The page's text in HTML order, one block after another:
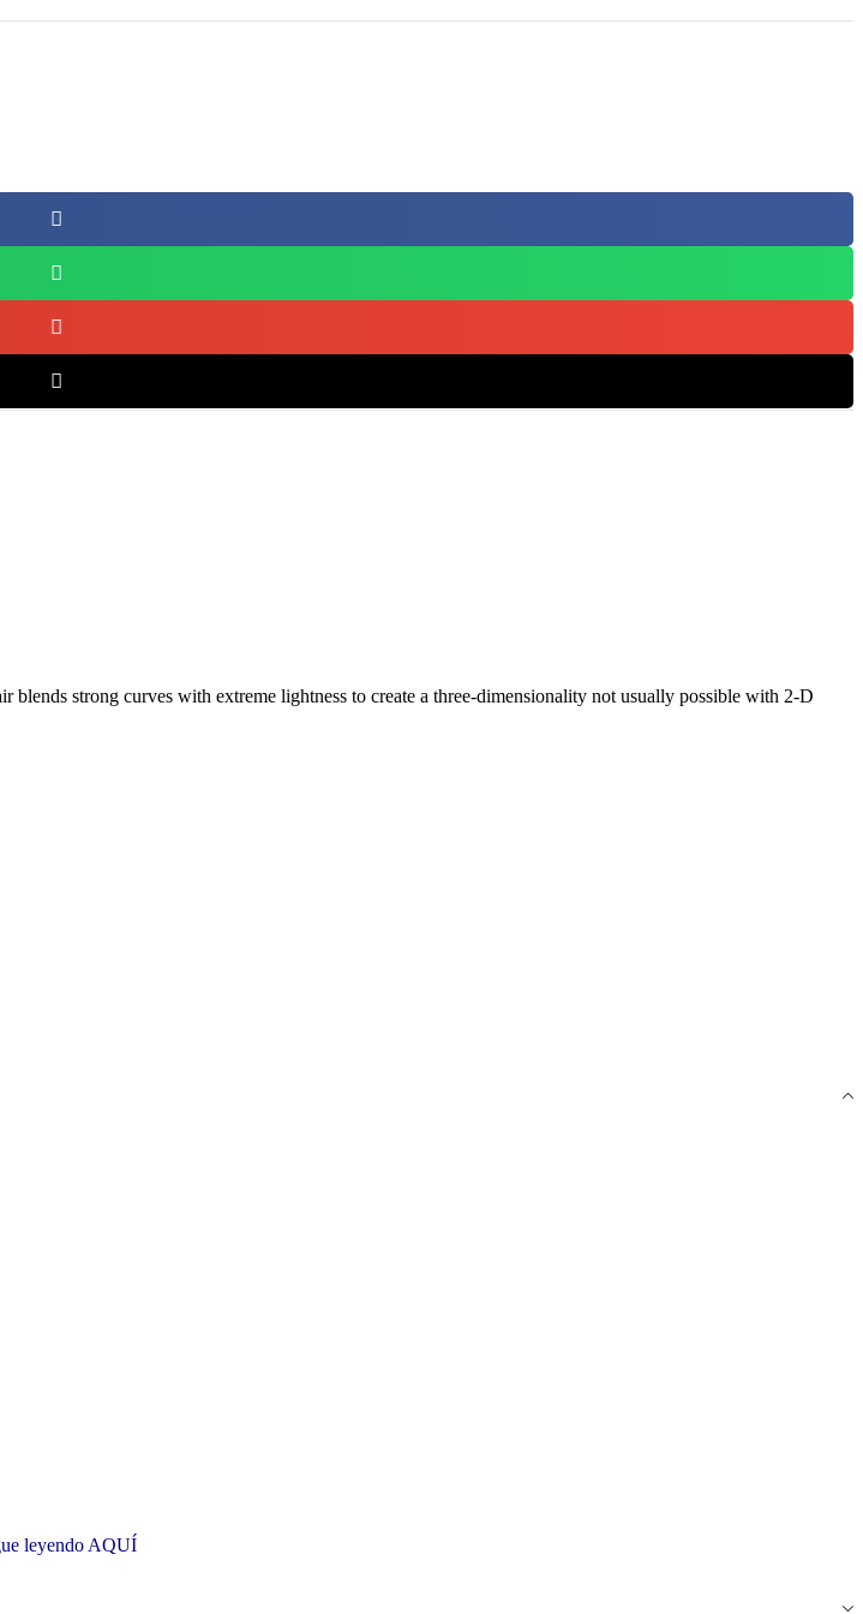
strong curves with extreme lightness to create a three-dimensionality not usually possible with 2-D
leyendo AQUÍ